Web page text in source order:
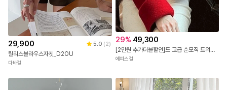
29,900 5.0 (2)
릴리스블라우스자켓_D2OU
다바걸
29% 49,300
[2만원 추가더블할인]드 고급 순모직 트위드 자켓
에피스걸